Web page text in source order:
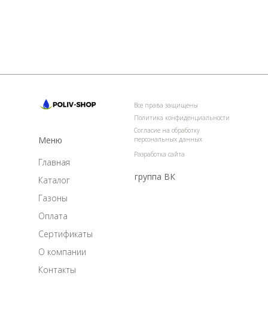
Главная
Все права защищены
Политика конфиденциальности
Разработка сайта
Согласие на обработку
персональных данных
Каталог
Газоны
Оплата
Сертификаты
О компании
Контакты
Меню
группа ВК